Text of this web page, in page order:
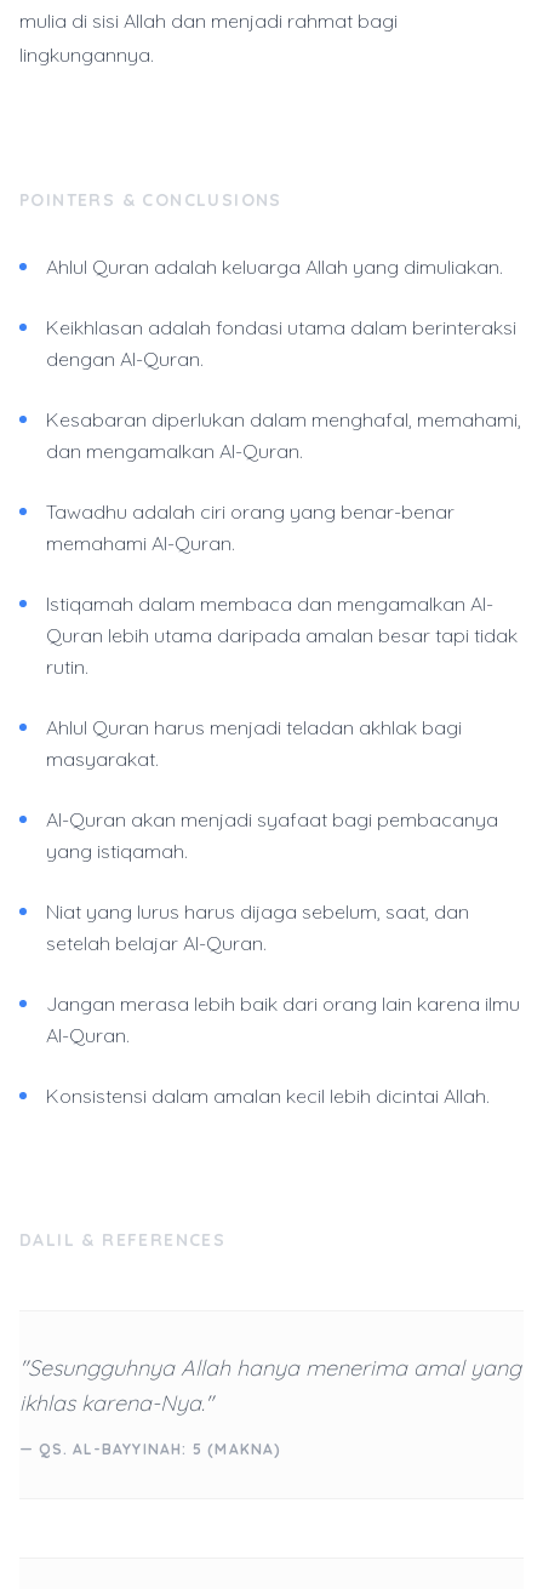
mulia di sisi Allah dan menjadi rahmat bagi
lingkungannya.
POINTERS & CONCLUSIONS
Ahlul Quran adalah keluarga Allah yang dimuliakan.
Keikhlasan adalah fondasi utama dalam berinteraksi
dengan Al-Quran.
Kesabaran diperlukan dalam menghafal, memahami,
dan mengamalkan Al-Quran.
Tawadhu adalah ciri orang yang benar-benar
memahami Al-Quran.
Istiqamah dalam membaca dan mengamalkan Al-
Quran lebih utama daripada amalan besar tapi tidak
rutin.
Ahlul Quran harus menjadi teladan akhlak bagi
masyarakat.
Al-Quran akan menjadi syafaat bagi pembacanya
yang istiqamah.
Niat yang lurus harus dijaga sebelum, saat, dan
setelah belajar Al-Quran.
Jangan merasa lebih baik dari orang lain karena ilmu
Al-Quran.
Konsistensi dalam amalan kecil lebih dicintai Allah.
DALIL & REFERENCES
"Sesungguhnya Allah hanya menerima amal yang
ikhlas karena-Nya."
— QS. AL-BAYYINAH: 5 (MAKNA)